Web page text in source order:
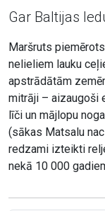
Gar Baltijas
Maršruts
nelieliem lauku
apstrādātām
mitrāji – aizaugoši
līči un mājlopu
(sākas Matsalu
redzami izteikti
nekā 10 000